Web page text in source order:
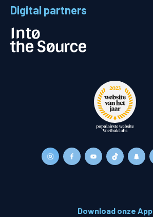
Digital partners
Download onze App